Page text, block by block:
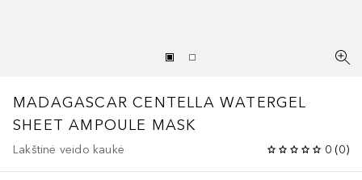
MADAGASCAR CENTELLA WATERGEL
SHEET AMPOULE MASK
Lakštinė veido kaukė 0 (0)